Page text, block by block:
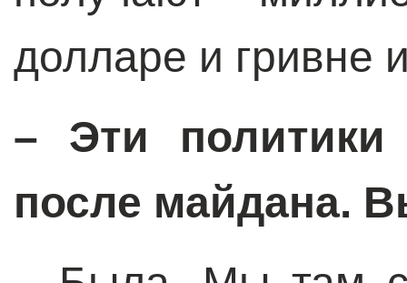
долларе и гривне
– Эти политики
после майдана.